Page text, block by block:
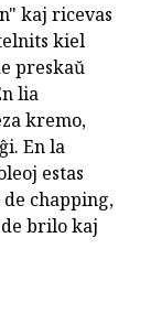
kaj ricevas
kiel
preskaŭ
lia
kremo,
En la
estas
chapping,
brilo kaj